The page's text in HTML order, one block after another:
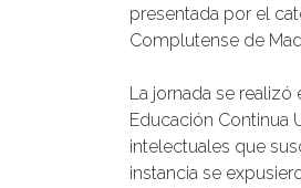
presentada por el
Complutense de
La jornada se
Educación Continua
intelectuales que
instancia se